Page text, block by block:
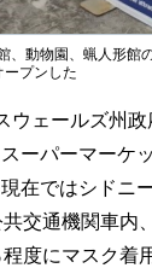
、動物園、蝋人形館
プンした
ェールズ州政
ーパーマーケ
在ではシドニ
交通機関車内
度にマスク着